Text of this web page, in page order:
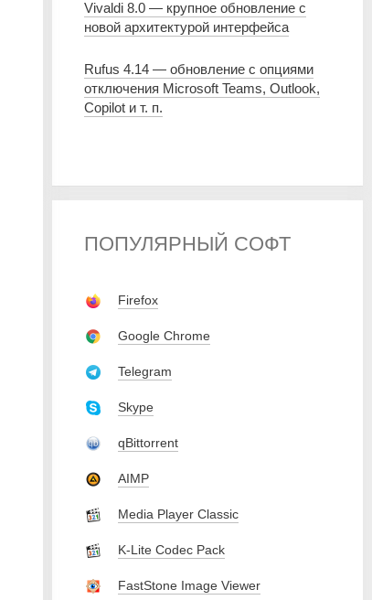
Vivaldi 8.0 — крупное обновление с
новой архитектурой интерфейса
Rufus 4.14 — обновление с опциями
отключения Microsoft Teams, Outlook,
Copilot и т. п.
ПОПУЛЯРНЫЙ СОФТ
Firefox
Google Chrome
Telegram
Skype
qBittorrent
AIMP
Media Player Classic
K-Lite Codec Pack
FastStone Image Viewer